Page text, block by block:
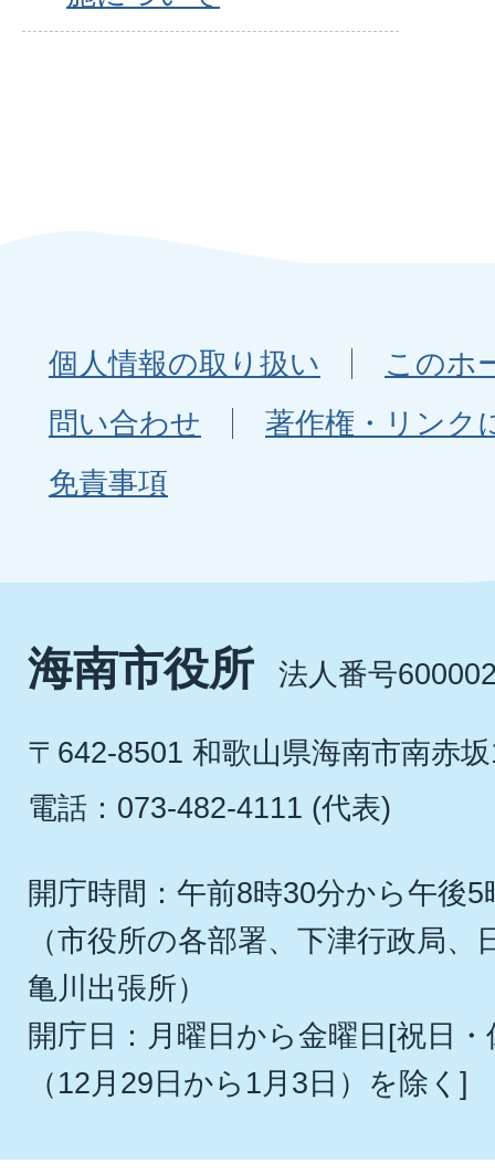
個人情報の取り扱い
このホ
問い合わせ
著作権・リンク
免責事項
海南市役所 法人番号
〒642-8501 和歌山県海南市南赤
電話：073-482-4111 (代表)
開庁時間：午前8時30分から午後5
（市役所の各部署、下津行政局
亀川出張所）
開庁日：月曜日から金曜日[祝日
（12月29日から1月3日）を除く]